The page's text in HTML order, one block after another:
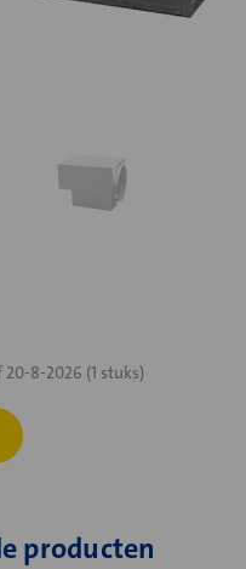
8-2026 (1 stuks)
producten